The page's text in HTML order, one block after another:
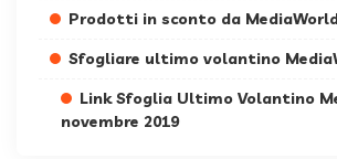
Prodotti in sconto da
Sfogliare ultimo volantino
Link Sfoglia Ultimo Volantino
novembre 2019